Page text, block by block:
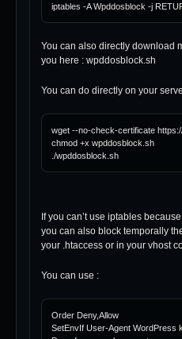
You can also directly download
you here : wpddosblock.sh
You can do directly on your
wget --no-check-certificate
chmod +x wpddosblock.sh
If you can’t use iptables
you can also block temporally
your .htaccess or in your vhost
You can use :
Order Deny,Allow
SetEnvIf User-Agent WordPress